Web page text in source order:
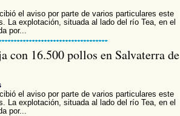
el aviso por parte de varios particulares este
La explotación, situada al lado del río Tea, en el
por...
con 16.500 pollos en Salvaterra de
el aviso por parte de varios particulares este
La explotación, situada al lado del río Tea, en el
por...